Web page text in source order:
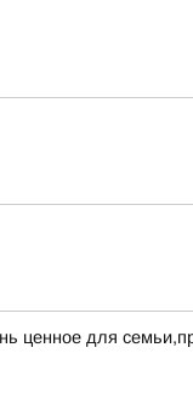
ценное для